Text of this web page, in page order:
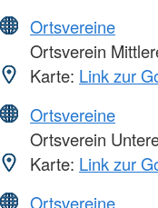
Ortsvereine
Ortsverein
Karte: Link zur
Ortsvereine
Ortsverein
Karte: Link zur
Ortsvereine